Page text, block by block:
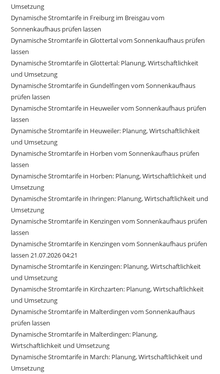
Umsetzung
Dynamische Stromtarife in Freiburg im Breisgau vom
Sonnenkaufhaus prüfen lassen
Dynamische Stromtarife in Glottertal vom Sonnenkaufhaus prüfen
lassen
Dynamische Stromtarife in Glottertal: Planung, Wirtschaftlichkeit
und Umsetzung
Dynamische Stromtarife in Gundelfingen vom Sonnenkaufhaus
prüfen lassen
Dynamische Stromtarife in Heuweiler vom Sonnenkaufhaus prüfen
lassen
Dynamische Stromtarife in Heuweiler: Planung, Wirtschaftlichkeit
und Umsetzung
Dynamische Stromtarife in Horben vom Sonnenkaufhaus prüfen
lassen
Dynamische Stromtarife in Horben: Planung, Wirtschaftlichkeit und
Umsetzung
Dynamische Stromtarife in Ihringen: Planung, Wirtschaftlichkeit und
Umsetzung
Dynamische Stromtarife in Kenzingen vom Sonnenkaufhaus prüfen
lassen
Dynamische Stromtarife in Kenzingen vom Sonnenkaufhaus prüfen
lassen 21.07.2026 04:21
Dynamische Stromtarife in Kenzingen: Planung, Wirtschaftlichkeit
und Umsetzung
Dynamische Stromtarife in Kirchzarten: Planung, Wirtschaftlichkeit
und Umsetzung
Dynamische Stromtarife in Malterdingen vom Sonnenkaufhaus
prüfen lassen
Dynamische Stromtarife in Malterdingen: Planung,
Wirtschaftlichkeit und Umsetzung
Dynamische Stromtarife in March: Planung, Wirtschaftlichkeit und
Umsetzung